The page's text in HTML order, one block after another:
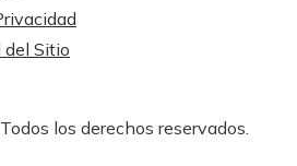
del Sitio
los derechos reservados.